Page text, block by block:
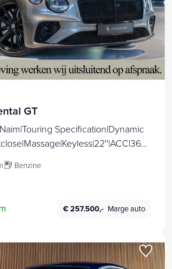
GT
Specification|Dynamic
Benzine
€ 257.500,- Marge auto